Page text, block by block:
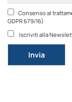
Consenso al
GDPR 679/16)
Iscriviti alla
Si prega di lasciare